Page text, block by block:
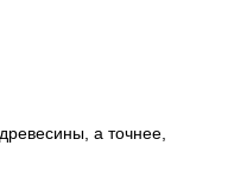
а точнее,